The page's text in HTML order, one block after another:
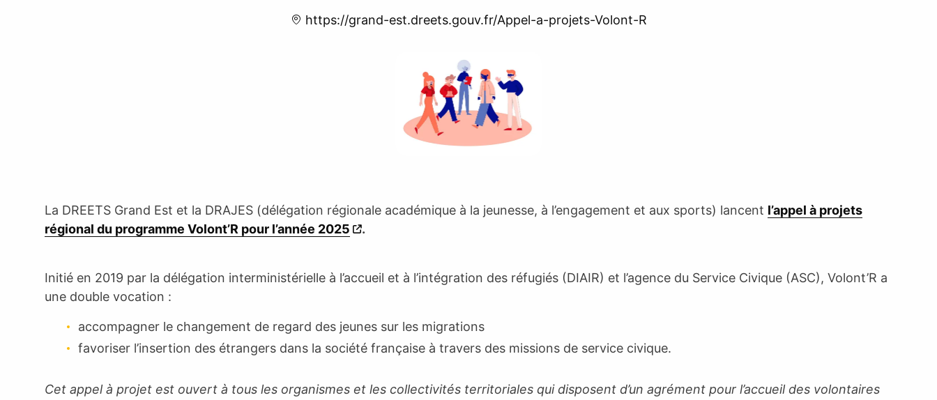
https://grand-est.dreets.gouv.fr/Appel-a-projets-Volont-R
La DREETS Grand Est et la DRAJES (délégation régionale académique à la jeunesse, à l’engagement et aux sports) lancent l’appel à projets
régional du programme Volont’R pour l’année 2025
.
Initié en 2019 par la délégation interministérielle à l’accueil et à l’intégration des réfugiés (DIAIR) et l’agence du Service Civique (ASC), Volont’R a
une double vocation :
accompagner le changement de regard des jeunes sur les migrations
favoriser l’insertion des étrangers dans la société française à travers des missions de service civique.
Cet appel à projet est ouvert à tous les organismes et les collectivités territoriales qui disposent d’un agrément pour l’accueil des volontaires